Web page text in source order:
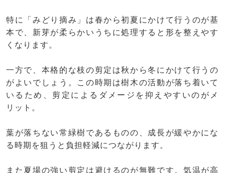
特に「みどり摘み」は春から初夏にかけて行うのが基
本で、新芽が柔らかいうちに処理すると形を整えやす
くなります。
一方で、本格的な枝の剪定は秋から冬にかけて行うの
がよいでしょう。この時期は樹木の活動が落ち着いて
いるため、剪定によるダメージを抑えやすいのがメ
リット。
葉が落ちない常緑樹であるものの、成長が緩やかにな
る時期を狙うと負担軽減につながります。
また夏場の強い剪定は避けるのが無難です。気温が高